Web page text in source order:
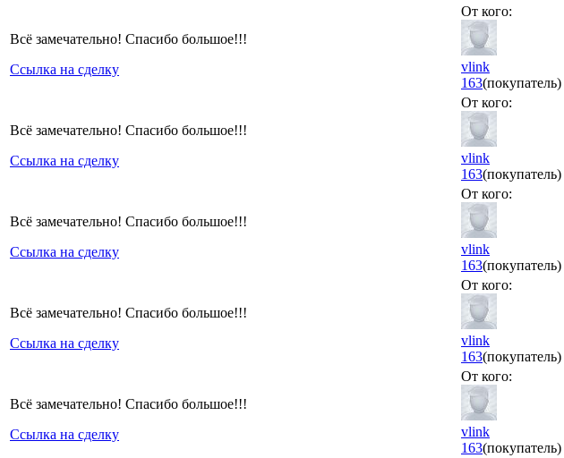
Всё замечательно! Спасибо большое!!!
Ссылка на сделку
От кого:
vlink
163(покупатель)
Всё замечательно! Спасибо большое!!!
Ссылка на сделку
От кого:
vlink
163(покупатель)
Всё замечательно! Спасибо большое!!!
Ссылка на сделку
От кого:
vlink
163(покупатель)
Всё замечательно! Спасибо большое!!!
Ссылка на сделку
От кого:
vlink
163(покупатель)
Всё замечательно! Спасибо большое!!!
Ссылка на сделку
От кого:
vlink
163(покупатель)